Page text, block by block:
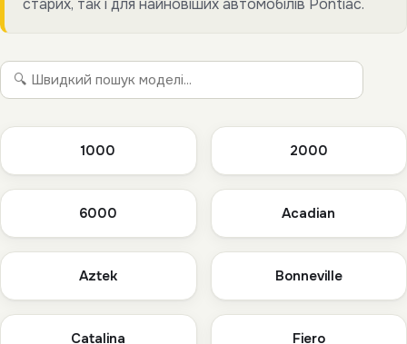
старих, так і для найновіших автомобілів Pontiac.
1000 2000
6000 Acadian
Aztek Bonneville
Catalina Fiero